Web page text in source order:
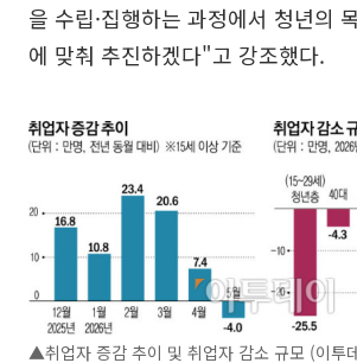
을 수립·집행하는 과정에서 청년의
에 맞춰 추진하겠다"고 강조했다.
▲취업자 증감 추이 및 취업자 감소 규모 (이투